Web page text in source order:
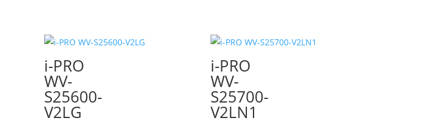
i-PRO
WV-
S25600-
V2LG
i-PRO
WV-
S25700-
V2LN1